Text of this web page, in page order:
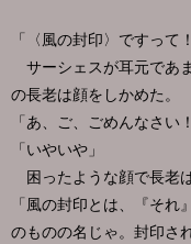
「〈風の封印〉ですって
サーシェスが耳元であ
の長老は顔をしかめた。
「あ、ご、ごめんなさい！
「いやいや」
困ったような顔で長老
「風の封印とは、『そ
のものの名じゃ。封印さ